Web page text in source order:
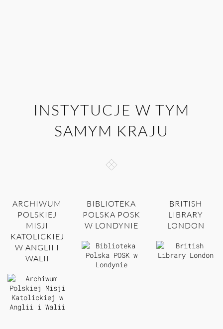
INSTYTUCJE W TYM
SAMYM KRAJU
ARCHIWUM
POLSKIEJ
MISJI
KATOLICKIEJ
W ANGLII I
WALII
BIBLIOTEKA
POLSKA POSK
W LONDYNIE
BRITISH
LIBRARY
LONDON